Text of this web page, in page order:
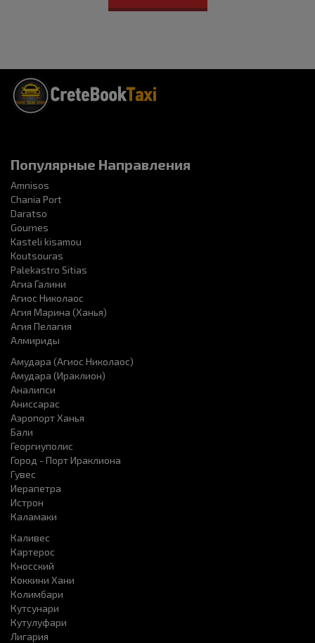
Популярные Направления
Amnisos
Chania Port
Daratso
Gournes
Kasteli kisamou
Koutsouras
Palekastro Sitias
Агиа Галини
Агиос Николаос
Агия Марина (Ханья)
Агия Пелагия
Алмириды
Амудара (Агиос Николаос)
Амудара (Ираклион)
Аналипси
Аниссарас
Аэропорт Ханья
Бали
Георгиуполис
Город - Порт Ираклиона
Гувес
Иерапетра
Истрон
Каламаки
Каливес
Картерос
Кносский
Коккини Хани
Колимбари
Кутсунари
Кутулуфари
Лигария